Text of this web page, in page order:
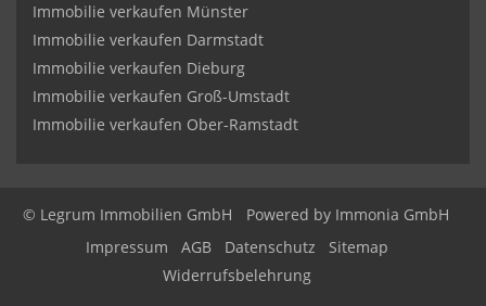
Immobilie verkaufen Münster
Immobilie verkaufen Darmstadt
Immobilie verkaufen Dieburg
Immobilie verkaufen Groß-Umstadt
Immobilie verkaufen Ober-Ramstadt
© Legrum Immobilien GmbH Powered by Immonia GmbH
Impressum
AGB Datenschutz
Sitemap
Widerrufsbelehrung